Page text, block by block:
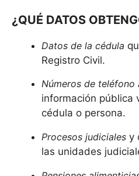
¿QUÉ DATOS
Datos de la cédula
Registro Civil.
Números de teléfono
información pública
cédula o persona.
Procesos judiciales y
las unidades